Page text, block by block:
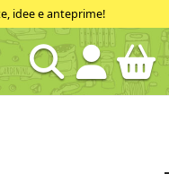
idee e anteprime!